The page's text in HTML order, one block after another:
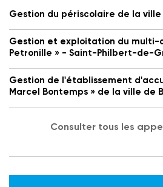
Gestion du périscolaire de la
Gestion et exploitation du multi-
Petronille » - Saint-Philbert-de-
Gestion de l'établissement
Marcel Bontemps » de la ville de
Consulter tous les